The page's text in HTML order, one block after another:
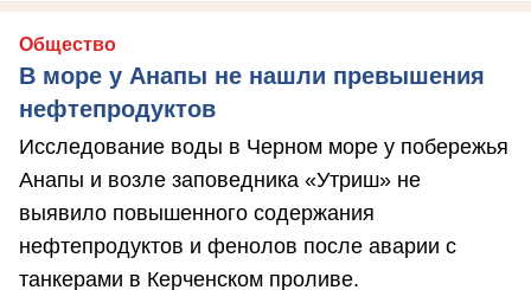
Общество
В море у Анапы не нашли превышения
нефтепродуктов
Исследование воды в Черном море у побережья
Анапы и возле заповедника «Утриш» не
выявило повышенного содержания
нефтепродуктов и фенолов после аварии с
танкерами в Керченском проливе.